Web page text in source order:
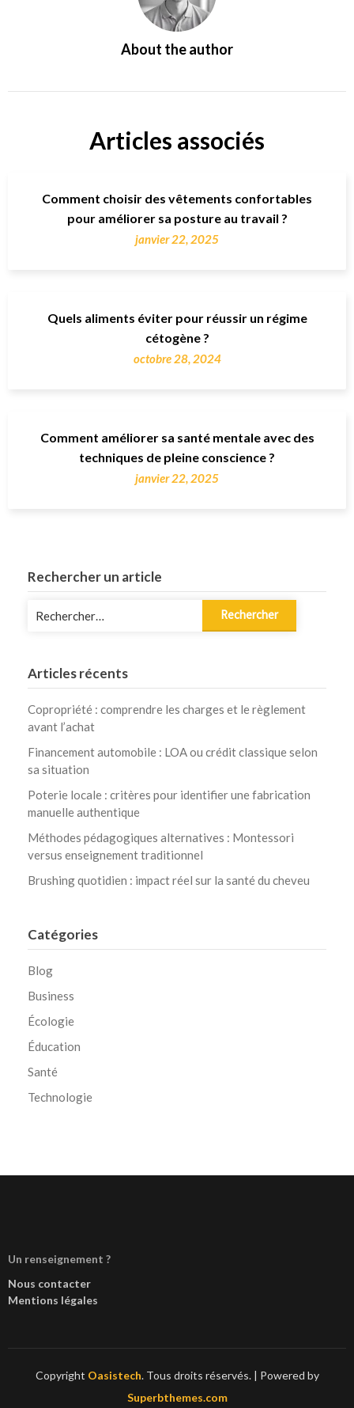
About the author
Articles associés
Comment choisir des vêtements confortables
pour améliorer sa posture au travail ?
janvier 22, 2025
Quels aliments éviter pour réussir un régime
cétogène ?
octobre 28, 2024
Comment améliorer sa santé mentale avec des
techniques de pleine conscience ?
janvier 22, 2025
Rechercher un article
Articles récents
Copropriété : comprendre les charges et le règlement
avant l’achat
Financement automobile : LOA ou crédit classique selon
sa situation
Poterie locale : critères pour identifier une fabrication
manuelle authentique
Méthodes pédagogiques alternatives : Montessori
versus enseignement traditionnel
Brushing quotidien : impact réel sur la santé du cheveu
Catégories
Blog
Business
Écologie
Éducation
Santé
Technologie
Un renseignement ?
Nous contacter
Mentions légales
Copyright Oasistech. Tous droits réservés. | Powered by
Superbthemes.com